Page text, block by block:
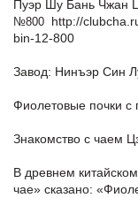
Пуэр Шу Бань Чжан
№800 http://
bin-12-800
Завод: Нинъэр Син
Фиолетовые почки с
Знакомство с чаем
В древнем
чае» сказано: